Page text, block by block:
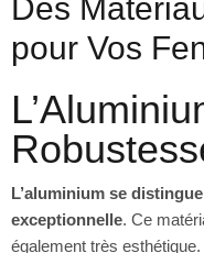
Des
pour Vos
L’aluminium se
exceptionnelle. Ce
également très esthétique.